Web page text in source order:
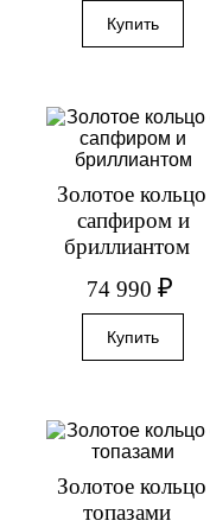
Золотое кольцо
сапфиром и
бриллиантом
74 990₽
Золотое кольцо
топазами